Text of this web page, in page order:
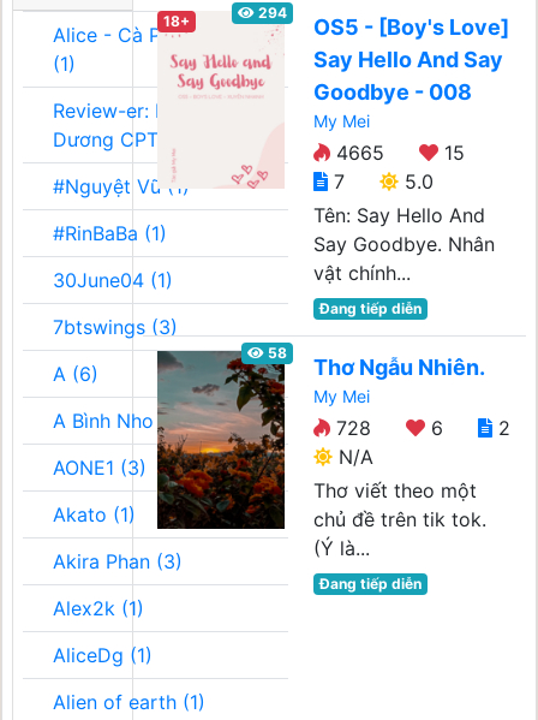
Alice - Cà Phê Team
(1)
Review-er: Dương
Dương CPT (1)
#Nguyệt Vũ (1)
#RinBaBa (1)
30June04 (1)
7btswings (3)
A (6)
A Bình Nho (2)
AONE1 (3)
Akato (1)
Akira Phan (3)
Alex2k (1)
AliceDg (1)
Alien of earth (1)
18+ 294
OS5 - [Boy's Love]
Say Hello And Say
Goodbye - 008
My Mei
4665
15
7
5.0
Tên: Say Hello And
Say Goodbye. Nhân
vật chính...
Đang tiếp diễn
58
Thơ Ngẫu Nhiên.
My Mei
728 6
2
N/A
Thơ viết theo một
chủ đề trên tik tok.
(Ý là...
Đang tiếp diễn